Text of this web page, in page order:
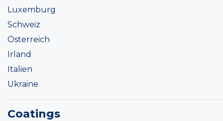
Luxemburg
Schweiz
Österreich
Irland
Italien
Ukraine
Coatings